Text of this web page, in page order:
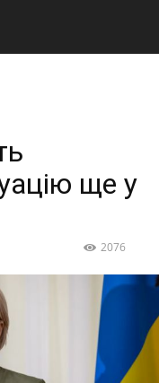
ще у
2076